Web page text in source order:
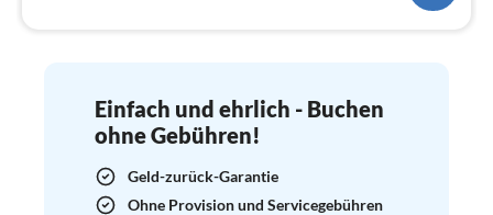
Einfach und ehrlich - Buchen
ohne Gebühren!
Geld-zurück-Garantie
Ohne Provision und Servicegebühren